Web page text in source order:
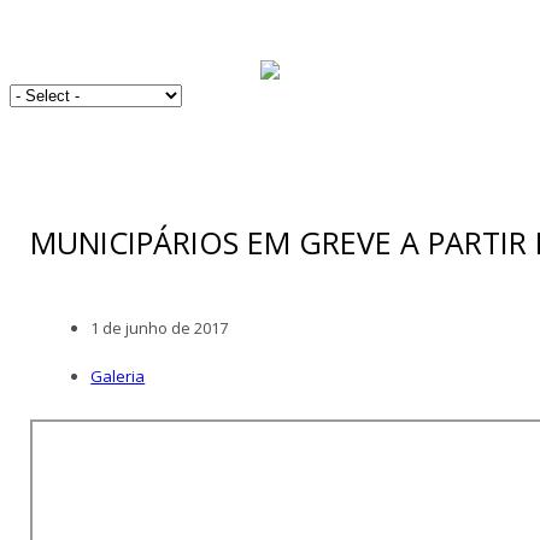
MUNICIPÁRIOS EM GREVE A PARTIR
1 de junho de 2017
Galeria